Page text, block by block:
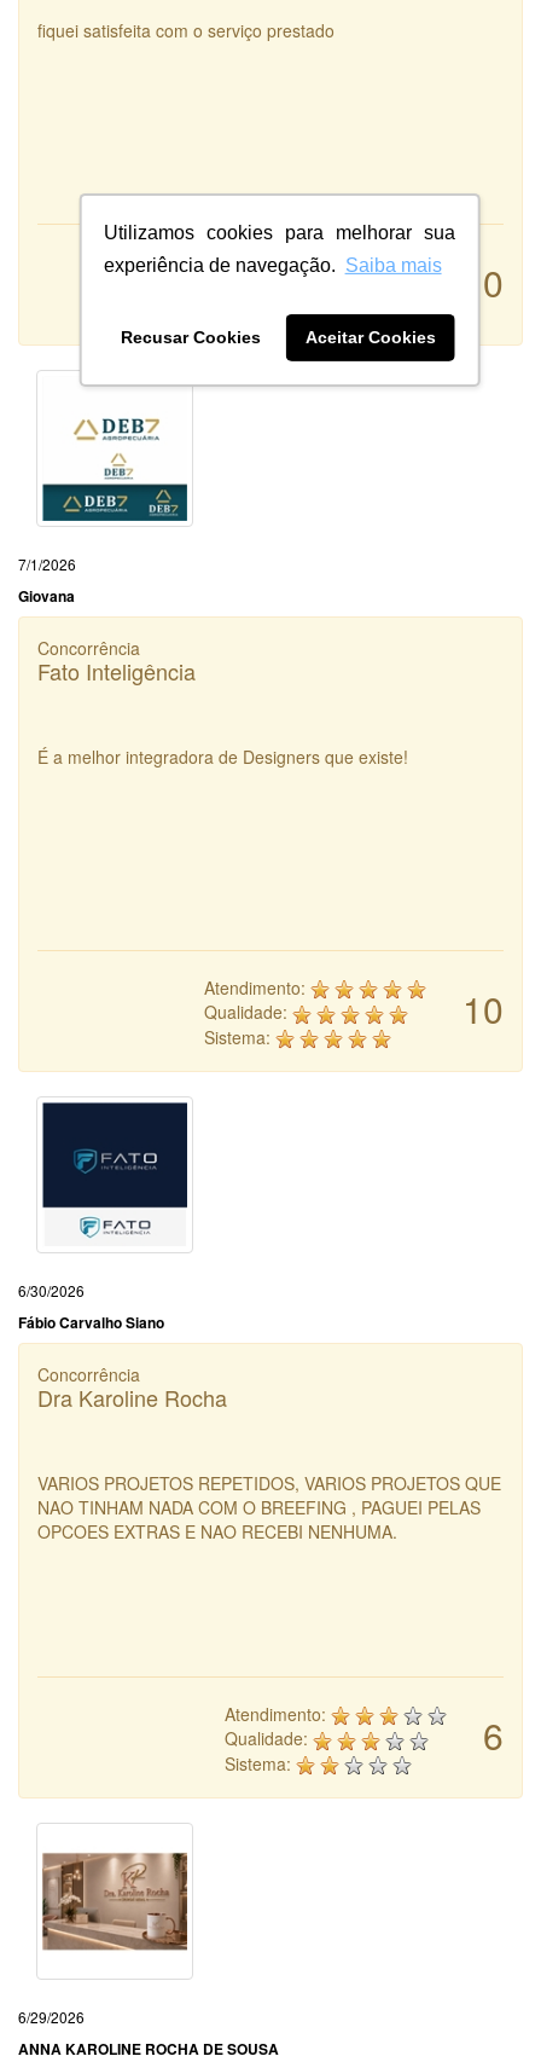
Utilizamos cookies para melhorar sua
experiência de navegação. Saiba mais
Recusar Cookies Aceitar Cookies
fiquei satisfeita com o serviço prestado
10
Atendimento:
7/1/2026
Giovana
Concorrência
Fato Inteligência
É a melhor integradora de Designers que existe!
10
Atendimento:
Qualidade:
Sistema:
6/30/2026
Fábio Carvalho Siano
Concorrência
Dra Karoline Rocha
VARIOS PROJETOS REPETIDOS, VARIOS PROJETOS QUE
NAO TINHAM NADA COM O BREEFING , PAGUEI PELAS
OPCOES EXTRAS E NAO RECEBI NENHUMA.
6
Atendimento:
Qualidade:
Sistema:
6/29/2026
ANNA KAROLINE ROCHA DE SOUSA